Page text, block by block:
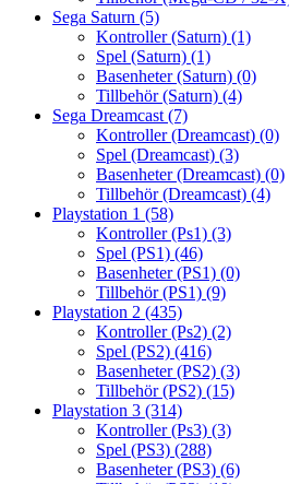
Sega Saturn (5)
Kontroller (Saturn) (1)
Spel (Saturn) (1)
Basenheter (Saturn) (0)
Tillbehör (Saturn) (4)
Sega Dreamcast (7)
Kontroller (Dreamcast) (0)
Spel (Dreamcast) (3)
Basenheter (Dreamcast) (0)
Tillbehör (Dreamcast) (4)
Playstation 1 (58)
Kontroller (Ps1) (3)
Spel (PS1) (46)
Basenheter (PS1) (0)
Tillbehör (PS1) (9)
Playstation 2 (435)
Kontroller (Ps2) (2)
Spel (PS2) (416)
Basenheter (PS2) (3)
Tillbehör (PS2) (15)
Playstation 3 (314)
Kontroller (Ps3) (3)
Spel (PS3) (288)
Basenheter (PS3) (6)